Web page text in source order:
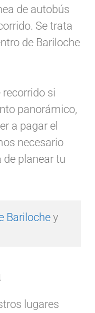
de autobús
Se trata
de Bariloche
si
panorámico,
a pagar el
necesario
de planear tu
Bariloche y
lugares